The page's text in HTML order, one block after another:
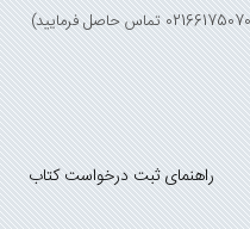
راهنمای ثبت درخواست کتاب